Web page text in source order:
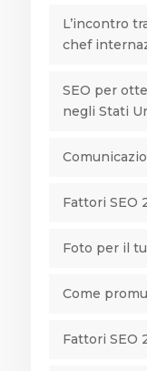
L’incontro
chef
SEO per
negli Stati
Fattori SEO
Foto per il
Come
Fattori SEO